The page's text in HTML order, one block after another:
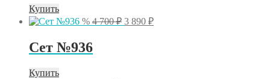
Купить
% 4 700₽ Первоначальная
3 890 ₽Текущая
Сет №936
Купить